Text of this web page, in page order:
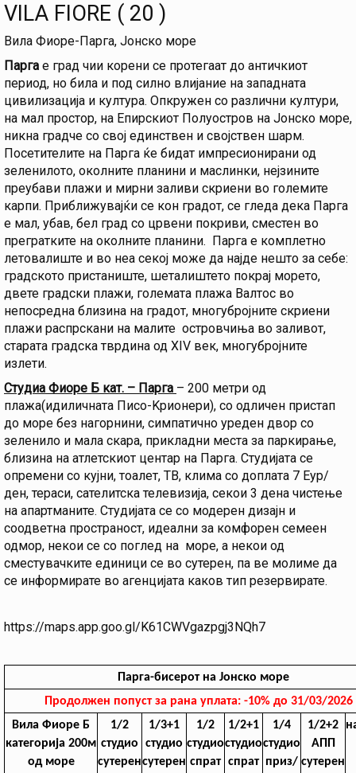
VILA FIORE ( 20 )
Вила Фиоре-Парга, Јонско море
Парга е град чии корени се протегаат до античкиот
период, но била и под силно влијание на западната
цивилизација и култура. Опкружен со различни култури,
на мал простор, на Епирскиот Полуостров на Јонско море,
никна градче со свој единствен и својствен шарм.
Посетителите на Парга ќе бидат импресионирани од
зеленилото, околните планини и маслинки, нејзините
преубави плажи и мирни заливи скриени во големите
карпи. Приближувајќи се кон градот, се гледа дека Парга
е мал, убав, бел град со црвени покриви, сместен во
прегратките на околните планини. Парга е комплетно
летовалиште и во неа секој може да најде нешто за себе:
градското пристаниште, шеталиштето покрај морето,
двете градски плажи, големата плажа Валтос во
непосредна близина на градот, многубројните скриени
плажи распрскани на малите островчиња во заливот,
старата градска тврдина од XIV век, многубројните
излети.
Студиа Фиоре Б кат. – Парга – 200 метри од
плажа(идиличната Писо-Kрионери), со одличен пристап
до море без нагорнини, симпатично уреден двор со
зеленило и мала скара, прикладни места за паркирање,
близина на атлетскиот центар на Парга. Студијата се
опремени со кујни, тоалет, ТВ, клима со доплата 7 Еур/
ден, тераси, сателитска телевизија, секои 3 дена чистење
на апартманите. Студијата се со модерен дизајн и
соодветна пространост, идеални за комфорен семеен
одмор, некои се со поглед на море, а некои од
сместувачките единици се во сутерен, па ве молиме да
се информирате во агенцијата каков тип резервирате.
https://maps.app.goo.gl/K61CWVgazpgj3NQh7
Парга-бисерот на Јонско море
Продолжен попуст за рана уплата: -10% до 31/03/
Вила Фиоре Б
категорија 200м
од море
1/2
студио
сутерен
1/3+1
студио
сутерен
1/2
студио
спрат
1/2+1
студио
спрат
1/4
студио
приз/
1/2+2
АПП
сутерен